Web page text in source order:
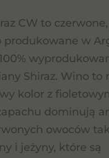
CW to czerwone,
w
Shiraz. Wino to
kolor z
dominują
owoców
i jeżyny, które są